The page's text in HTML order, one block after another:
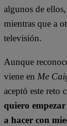
algunos de
mientras que a
televisión.
Aunque
viene en Me
aceptó este reto
quiero
a hacer con